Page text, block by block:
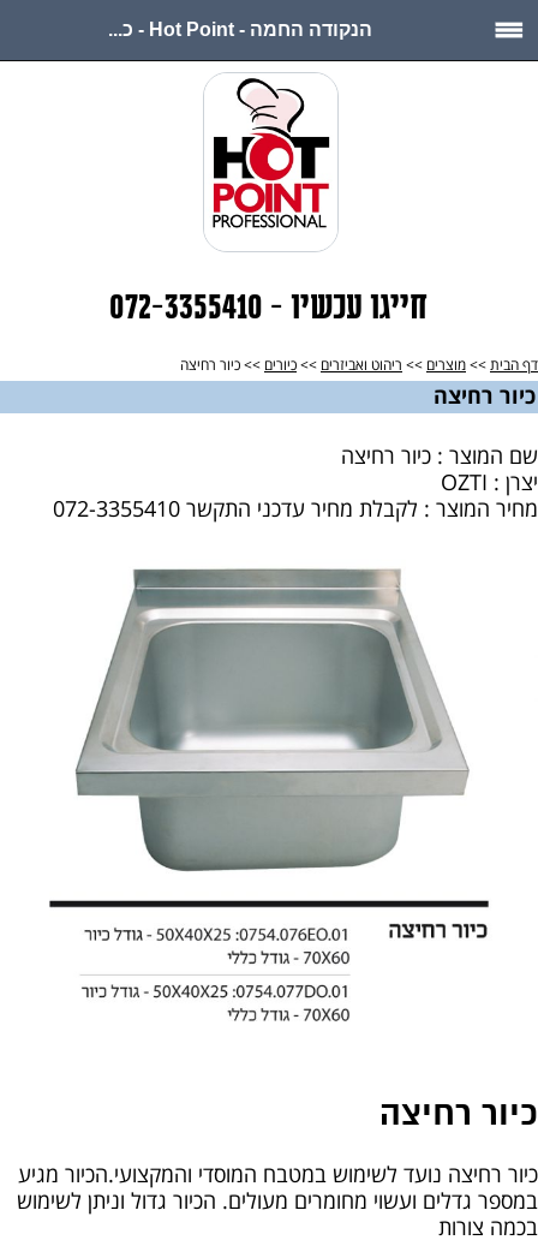
הנקודה החמה - Hot Point - כ...
חייגו עכשיו - 072-3355410
דף הבית >> מוצרים >> ריהוט ואביזרים >> כיורים >> כיור רחיצה
כיור רחיצה
שם המוצר : כיור רחיצה
יצרן : OZTI
מחיר המוצר : לקבלת מחיר עדכני התקשר 072-3355410
כיור רחיצה
כיור רחיצה נועד לשימוש במטבח המוסדי והמקצועי.הכיור מגיע
במספר גדלים ועשוי מחומרים מעולים. הכיור גדול וניתן לשימוש
בכמה צורות